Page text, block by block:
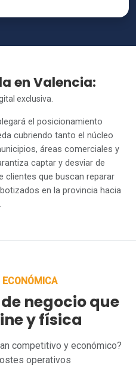
en Valencia:
exclusiva.
el posicionamiento
cubriendo tanto el núcleo
áreas comerciales y
captar y desviar de
clientes que buscan reparar
en la provincia hacia
negocio que
y física
competitivo y económico?
operativos